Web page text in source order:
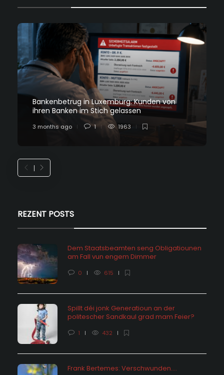
Bankenbetrug in Luxemburg: Kunden von
ihren Banken im Stich gelassen
3 months ago 1 1963
REZENT POSTS
Dem Staatsbeamten seng Obligatiounen
am Fall vun engem Dimmer
0 615
Spillt déi jonk Generatioun an der
politescher Sandkaul grad mam Feier?
1 432
Frank Bertemes: Verschwunden….